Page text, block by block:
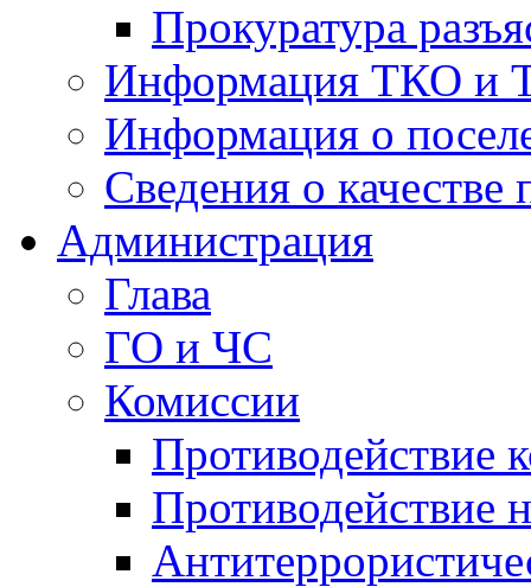
Прокуратура
Информация ТКО и
Информация о
Сведения о качестве
Администрация
Глава
ГО и ЧС
Комиссии
Противодействие
Противодействие